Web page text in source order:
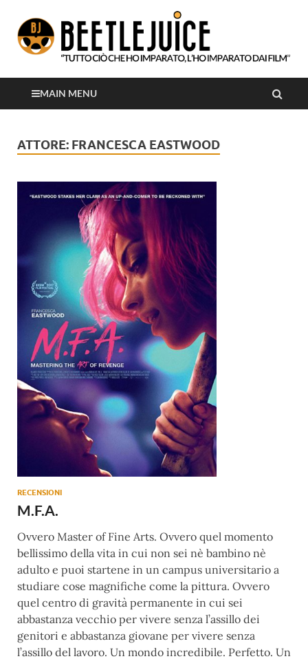
Beetlejuice
MAIN MENU
ATTORE: FRANCESCA EASTWOOD
RECENSIONI
M.F.A.
Ovvero Master of Fine Arts. Ovvero quel momento
bellissimo della vita in cui non sei nè bambino nè
adulto e puoi startene in un campus universitario a
studiare cose magnifiche come la pittura. Ovvero
quel centro di gravità permanente in cui sei
abbastanza vecchio per vivere senza l’assillo dei
genitori e abbastanza giovane per vivere senza
l’assillo del lavoro. Un mondo incredibile. Perfetto. Un